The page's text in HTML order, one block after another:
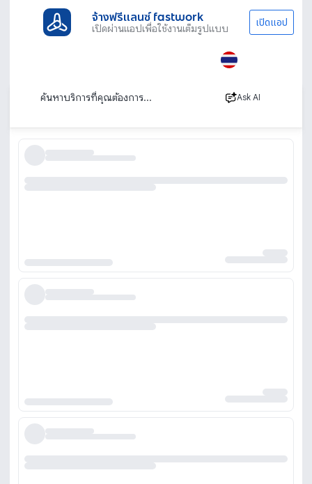
จ้างฟรีแลนซ์ fastwork
เปิดผ่านแอปเพื่อใช้งานเต็มรูปแบบ เปิดแอป
Ask AI
เขียนบทความ
เรียงตาม